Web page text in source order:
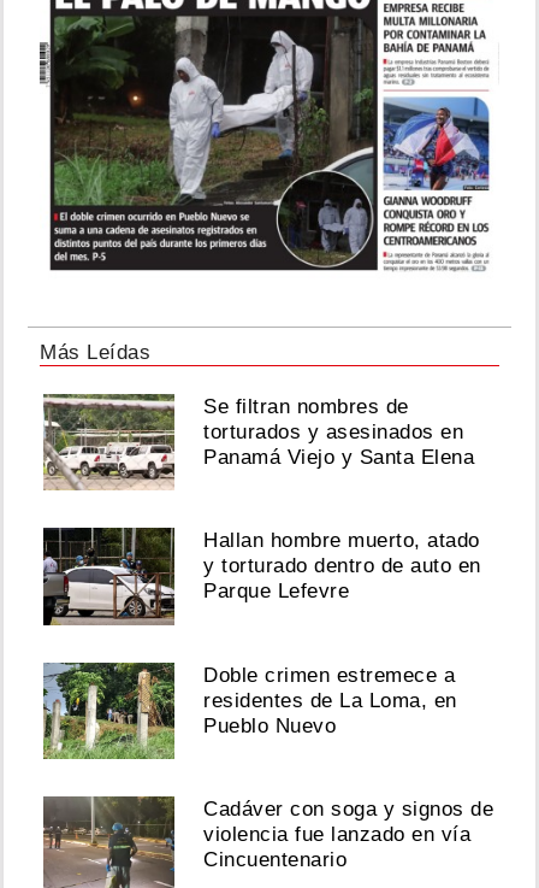
Más Leídas
Se filtran nombres de
torturados y asesinados en
Panamá Viejo y Santa Elena
Hallan hombre muerto, atado
y torturado dentro de auto en
Parque Lefevre
Doble crimen estremece a
residentes de La Loma, en
Pueblo Nuevo
Cadáver con soga y signos de
violencia fue lanzado en vía
Cincuentenario